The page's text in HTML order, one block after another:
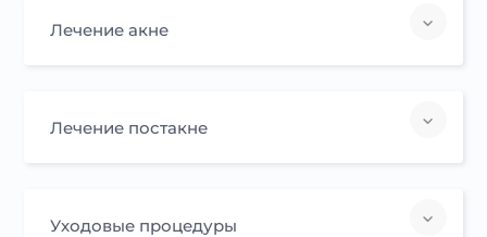
Лечение акне
Лечение постакне
Уходовые процедуры